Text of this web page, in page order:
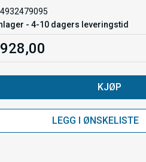
4932479095
- 4-10 dagers leveringstid
KJØP
LEGG I ØNSKELISTE